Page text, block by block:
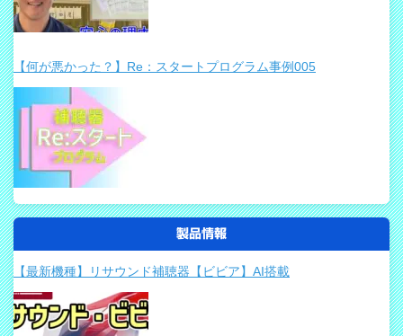
【何が悪かった？】Re：スタートプログラム事例005
製品情報
【最新機種】リサウンド補聴器【ビビア】AI搭載